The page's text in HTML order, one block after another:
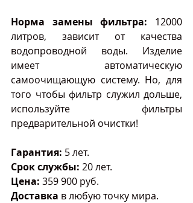
Норма замены фильтра: 12000
литров, зависит от качества
водопроводной воды. Изделие
имеет автоматическую
самоочищающую систему. Но, для
того чтобы фильтр служил дольше,
используйте фильтры
предварительной очистки!
Гарантия: 5 лет.
Срок службы: 20 лет.
Цена: 359 900 руб.
Доставка в любую точку мира.